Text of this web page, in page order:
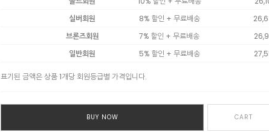
실버회원
8% 할인 + 무료배송
브론즈회원
7% 할인 + 무료배송
일반회원
5% 할인 + 무료배송
표기된 금액은 상품 1개당 회원등급별 가격입니다.
BUY NOW CART